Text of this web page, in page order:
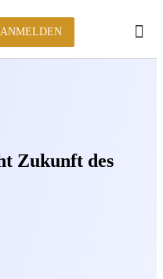
Zukunft des